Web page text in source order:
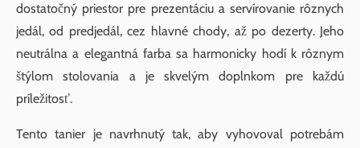
dostatočný priestor pre prezentáciu a servírovanie rôznych
jedál, od predjedál, cez hlavné chody, až po dezerty. Jeho
neutrálna a elegantná farba sa harmonicky hodí k rôznym
štýlom stolovania a je skvelým doplnkom pre každú
príležitosť.
Tento tanier je navrhnutý tak, aby vyhovoval potrebám